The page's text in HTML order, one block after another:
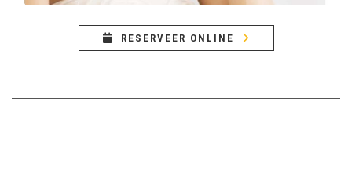
RESERVEER ONLINE